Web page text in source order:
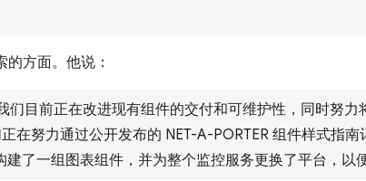
方面。他说：
们目前正在改进现有组件的交付和可维护性，同时努力
在努力通过公开发布的 NET-A-PORTER 组件样式指
了一组图表组件，并为整个监控服务更换了平台，以